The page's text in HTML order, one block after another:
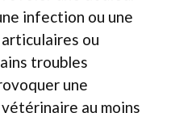
infection ou une
ou
troubles
une
au moins